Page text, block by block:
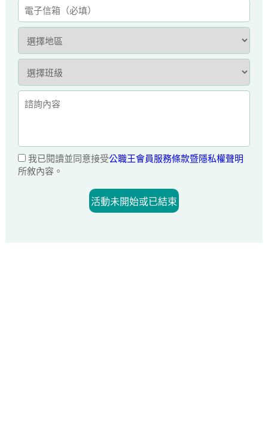
我已閱讀並同意接受公職王會員服務條款暨隱私權聲明
所敘內容。
活動未開始或已結束